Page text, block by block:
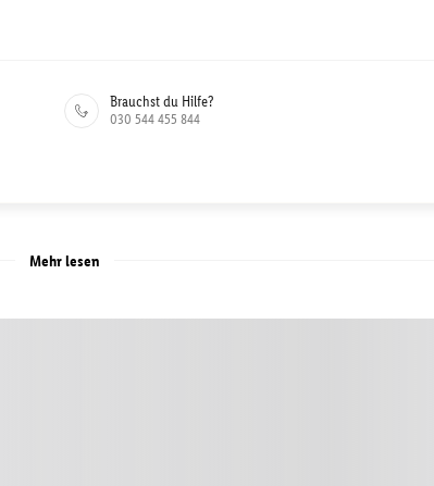
Brauchst du Hilfe?
030 544 455 844
Mehr lesen